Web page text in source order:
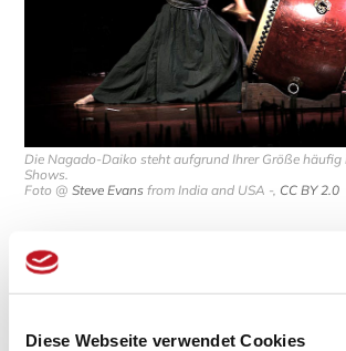
Diese Webseite verwendet Cookies
Die Nagado-Daiko steht aufgrund Ihrer Größe häufig
Shows.
Foto @ Steve Evans from India and USA -, CC BY 2.0
Zur
der Nagado-Daiko
Regel ein schön gemasertes Stück
Holz zu einem Zylinder ausgehöhlt,